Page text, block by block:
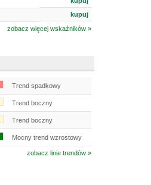
kupuj
zobacz więcej wskaźników »
Trend spadkowy
Trend boczny
Trend boczny
Mocny trend wzrostowy
zobacz linie trendów »